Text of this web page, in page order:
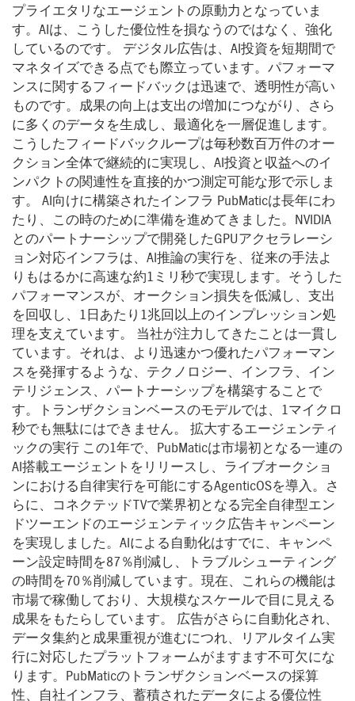
プライエタリなエージェントの原動力となっていま
す。AIは、こうした優位性を損なうのではなく、強化
しているのです。 デジタル広告は、AI投資を短期間で
マネタイズできる点でも際立っています。パフォーマ
ンスに関するフィードバックは迅速で、透明性が高い
ものです。成果の向上は支出の増加につながり、さら
に多くのデータを生成し、最適化を一層促進します。
こうしたフィードバックループは毎秒数百万件のオー
クション全体で継続的に実現し、AI投資と収益へのイ
ンパクトの関連性を直接的かつ測定可能な形で示しま
す。 AI向けに構築されたインフラ PubMaticは長年にわ
たり、この時のために準備を進めてきました。NVIDIA
とのパートナーシップで開発したGPUアクセラレーシ
ョン対応インフラは、AI推論の実行を、従来の手法よ
りもはるかに高速な約1ミリ秒で実現します。そうした
パフォーマンスが、オークション損失を低減し、支出
を回収し、1日あたり1兆回以上のインプレッション処
理を支えています。 当社が注力してきたことは一貫し
ています。それは、より迅速かつ優れたパフォーマン
スを発揮するような、テクノロジー、インフラ、イン
テリジェンス、パートナーシップを構築することで
す。トランザクションベースのモデルでは、1マイクロ
秒でも無駄にはできません。 拡大するエージェンティ
ックの実行 この1年で、PubMaticは市場初となる一連の
AI搭載エージェントをリリースし、ライブオークショ
ンにおける自律実行を可能にするAgenticOSを導入。さ
らに、コネクテッドTVで業界初となる完全自律型エン
ドツーエンドのエージェンティック広告キャンペーン
を実現しました。AIによる自動化はすでに、キャンペ
ーン設定時間を87％削減し、トラブルシューティング
の時間を70％削減しています。現在、これらの機能は
市場で稼働しており、大規模なスケールで目に見える
成果をもたらしています。 広告がさらに自動化され、
データ集約と成果重視が進むにつれ、リアルタイム実
行に対応したプラットフォームがますます不可欠にな
ります。PubMaticのトランザクションベースの採算
性、自社インフラ、蓄積されたデータによる優位性